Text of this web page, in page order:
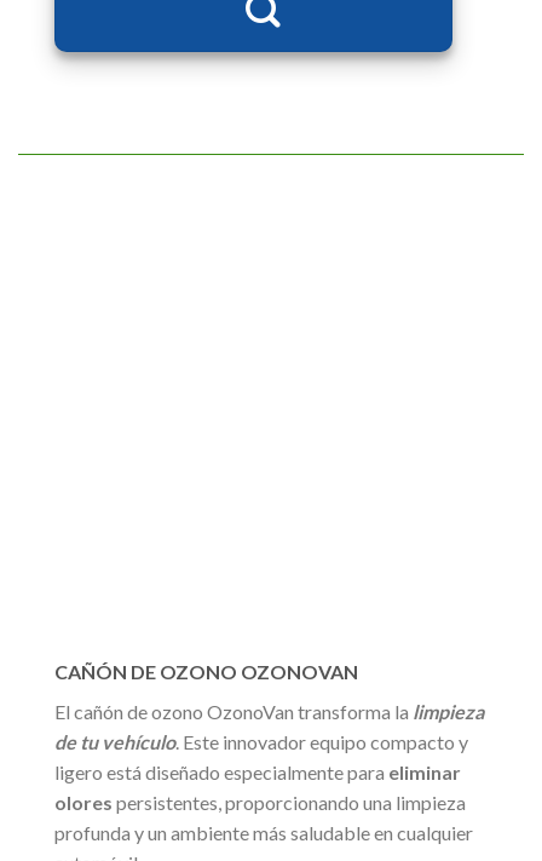
CAÑÓN DE OZONO OZONOVAN
El cañón de ozono OzonoVan transforma la limpieza
de tu vehículo. Este innovador equipo compacto y
ligero está diseñado especialmente para eliminar
olores persistentes, proporcionando una limpieza
profunda y un ambiente más saludable en cualquier